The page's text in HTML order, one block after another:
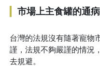
市場上主食罐的通
台灣的法規沒有隨著寵物
謹，法規不夠嚴謹的情況
去規避。